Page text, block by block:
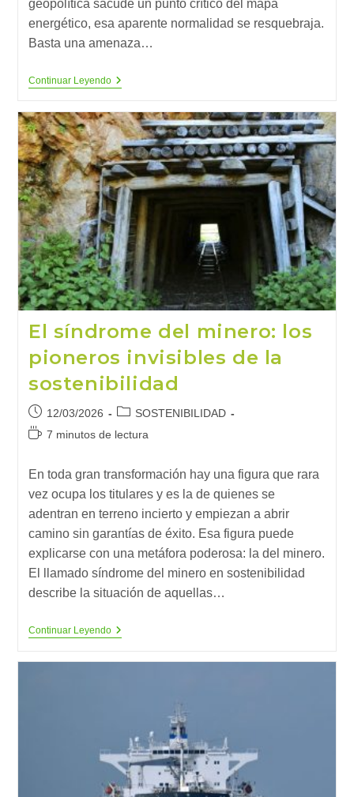
geopolítica sacude un punto crítico del mapa
energético, esa aparente normalidad se resquebraja.
Basta una amenaza…
Continuar LeyendoLa
Cómo
El
Petróleo
Sigue
Condicionando
Nuestro
Futuro
El síndrome del minero: los
pioneros invisibles de la
sostenibilidad
Publicación
de
12/03/2026
Categoría
de
SOSTENIBILIDAD
Tiempo7 minutos de lectura
En toda gran transformación hay una figura que rara
vez ocupa los titulares y es la de quienes se
adentran en terreno incierto y empiezan a abrir
camino sin garantías de éxito. Esa figura puede
explicarse con una metáfora poderosa: la del minero.
El llamado síndrome del minero en sostenibilidad
describe la situación de aquellas…
Continuar LeyendoEl
Sostenibilidad